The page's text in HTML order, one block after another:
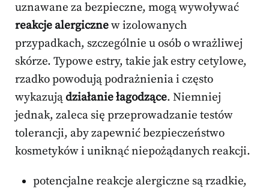
uznawane za bezpieczne, mogą wywoływać
reakcje alergicznew izolowanych
przypadkach, szczególnie u osób o wrażliwej
skórze. Typowe estry, takie jak estry cetylowe,
rzadko powodują podrażnienia i często
wykazujądziałanie łagodzące. Niemniej
jednak, zaleca się przeprowadzanie testów
tolerancji, aby zapewnić bezpieczeństwo
kosmetyków i uniknąć niepożądanych reakcji.
potencjalne reakcje alergiczne są rzadkie,